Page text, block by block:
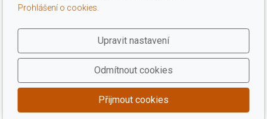
© 2026 ZVÝHODNĚNÉ NÁKUPY
Prohlášení o cookies.
Upravit nastavení
Odmítnout cookies
Přijmout cookies